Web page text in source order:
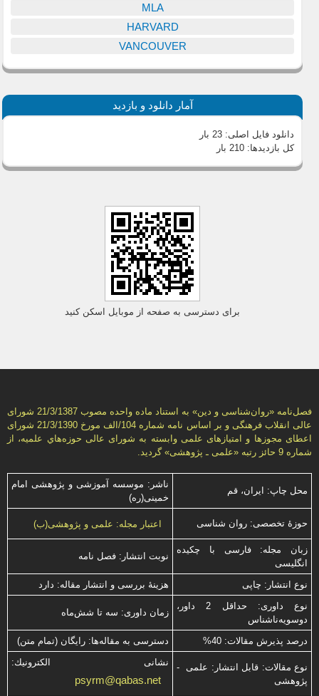
MLA
HARVARD
VANCOUVER
آمار دانلود و بازدید
دانلود فایل اصلی:23 بار
کل بازدیدها:210 بار
برای دسترسی به صفحه از موبایل اسکن کنید
فصل‌نامه «روان‌شناسی و دين» به استناد ماده واحده مصوب 21/3/1387 شورای
عالی انقلاب فرهنگی و بر اساس نامه شماره 104/الف مورخ 21/3/1390 شورای
اعطای مجوزها و امتيازهای علمی وابسته به شورای عالی حوزه‌هاي علميه، از
شماره 9 حائز رتبه «علمی ـ پژوهشی» گرديد.
محل چاپ: ایران، قم
ناشر: موسسه آموزشی و پژوهشی امام
خمینی(ره)
حوزۀ تخصصی: روان شناسی اعتبار مجله: علمی و پژوهشی(ب)
زبان مجله: فارسی با چكیده
انگلیسی
نوبت انتشار: فصل نامه
نوع انتشار: چاپی
هزینۀ بررسی و انتشار مقاله: دارد
نوع داوری: حداقل 2 داور،
دوسویه‌ناشناس
زمان داوری: سه تا شش‌ماه
درصد پذیرش مقالات: 40% دسترسی به مقاله‌ها: رایگان (تمام متن)
نوع مقالات: قابل انتشار: علمی -
پژوهشی
نشانی الكترونیك:
psyrm@qabas.net